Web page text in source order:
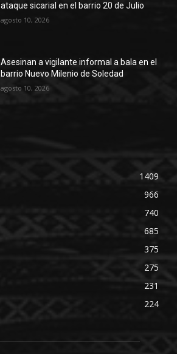
ataque sicarial en el barrio 20 de Julio
agosto 10, 2026
Asesinan a vigilante informal a bala en el
barrio Nuevo Milenio de Soledad
agosto 10, 2026
1409
966
740
685
375
275
231
224